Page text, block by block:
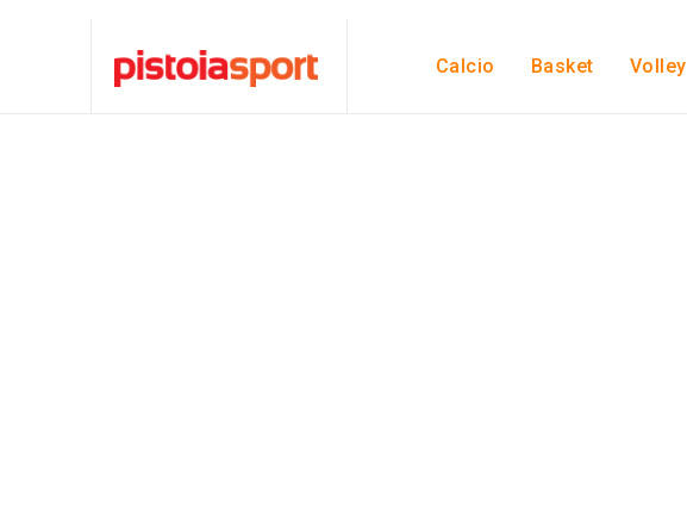
Calcio Basket Volley